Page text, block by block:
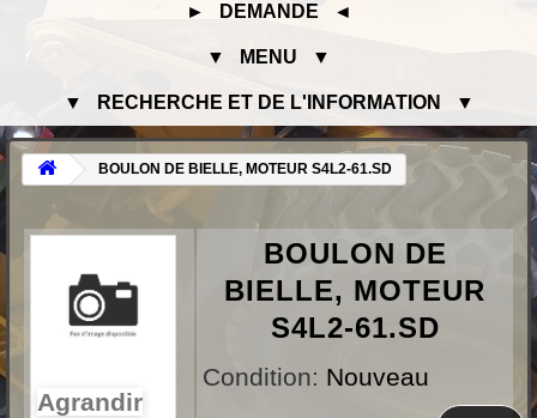
► DEMANDE ◄
▼ MENU ▼
▼ RECHERCHE ET DE L'INFORMATION ▼
BOULON DE BIELLE, MOTEUR S4L2-61.SD
Agrandir
BOULON DE
BIELLE, MOTEUR
S4L2-61.SD
Condition: Nouveau